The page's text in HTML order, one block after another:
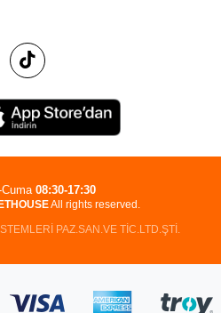
All rights reserved.
PAZ.SAN.VE TİC.LTD.ŞTİ.
08:30-17:30